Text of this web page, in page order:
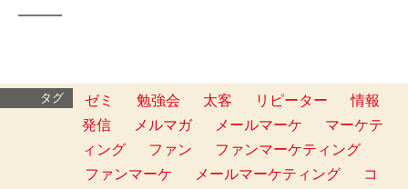
━━━
タグ ゼミ 勉強会 太客 リピーター
情報
発信
メルマガ メールマーケ
マーケテ
ィング
ファン
ファンマーケティング
ファンマーケ
メールマーケティング
コ